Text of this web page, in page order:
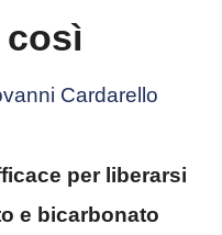
Cardarello
per liberarsi
e bicarbonato